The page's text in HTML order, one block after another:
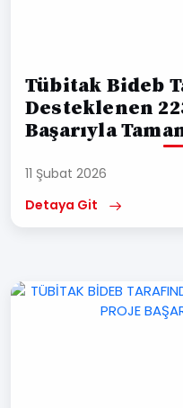
Tübitak Bideb
Desteklenen
Başarıyla
11 Şubat 2026
Detaya Git